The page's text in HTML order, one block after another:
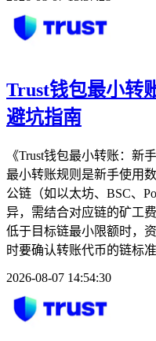
Trust钱包最小转
避坑指南
《Trust钱包最小转账：新
最小转账规则是新手使用
公链（如以太坊、BSC、
异，需结合对应链的矿工
低于目标链最小限额时，
时要确认转账代币的链标
2026-08-07 14:54:30